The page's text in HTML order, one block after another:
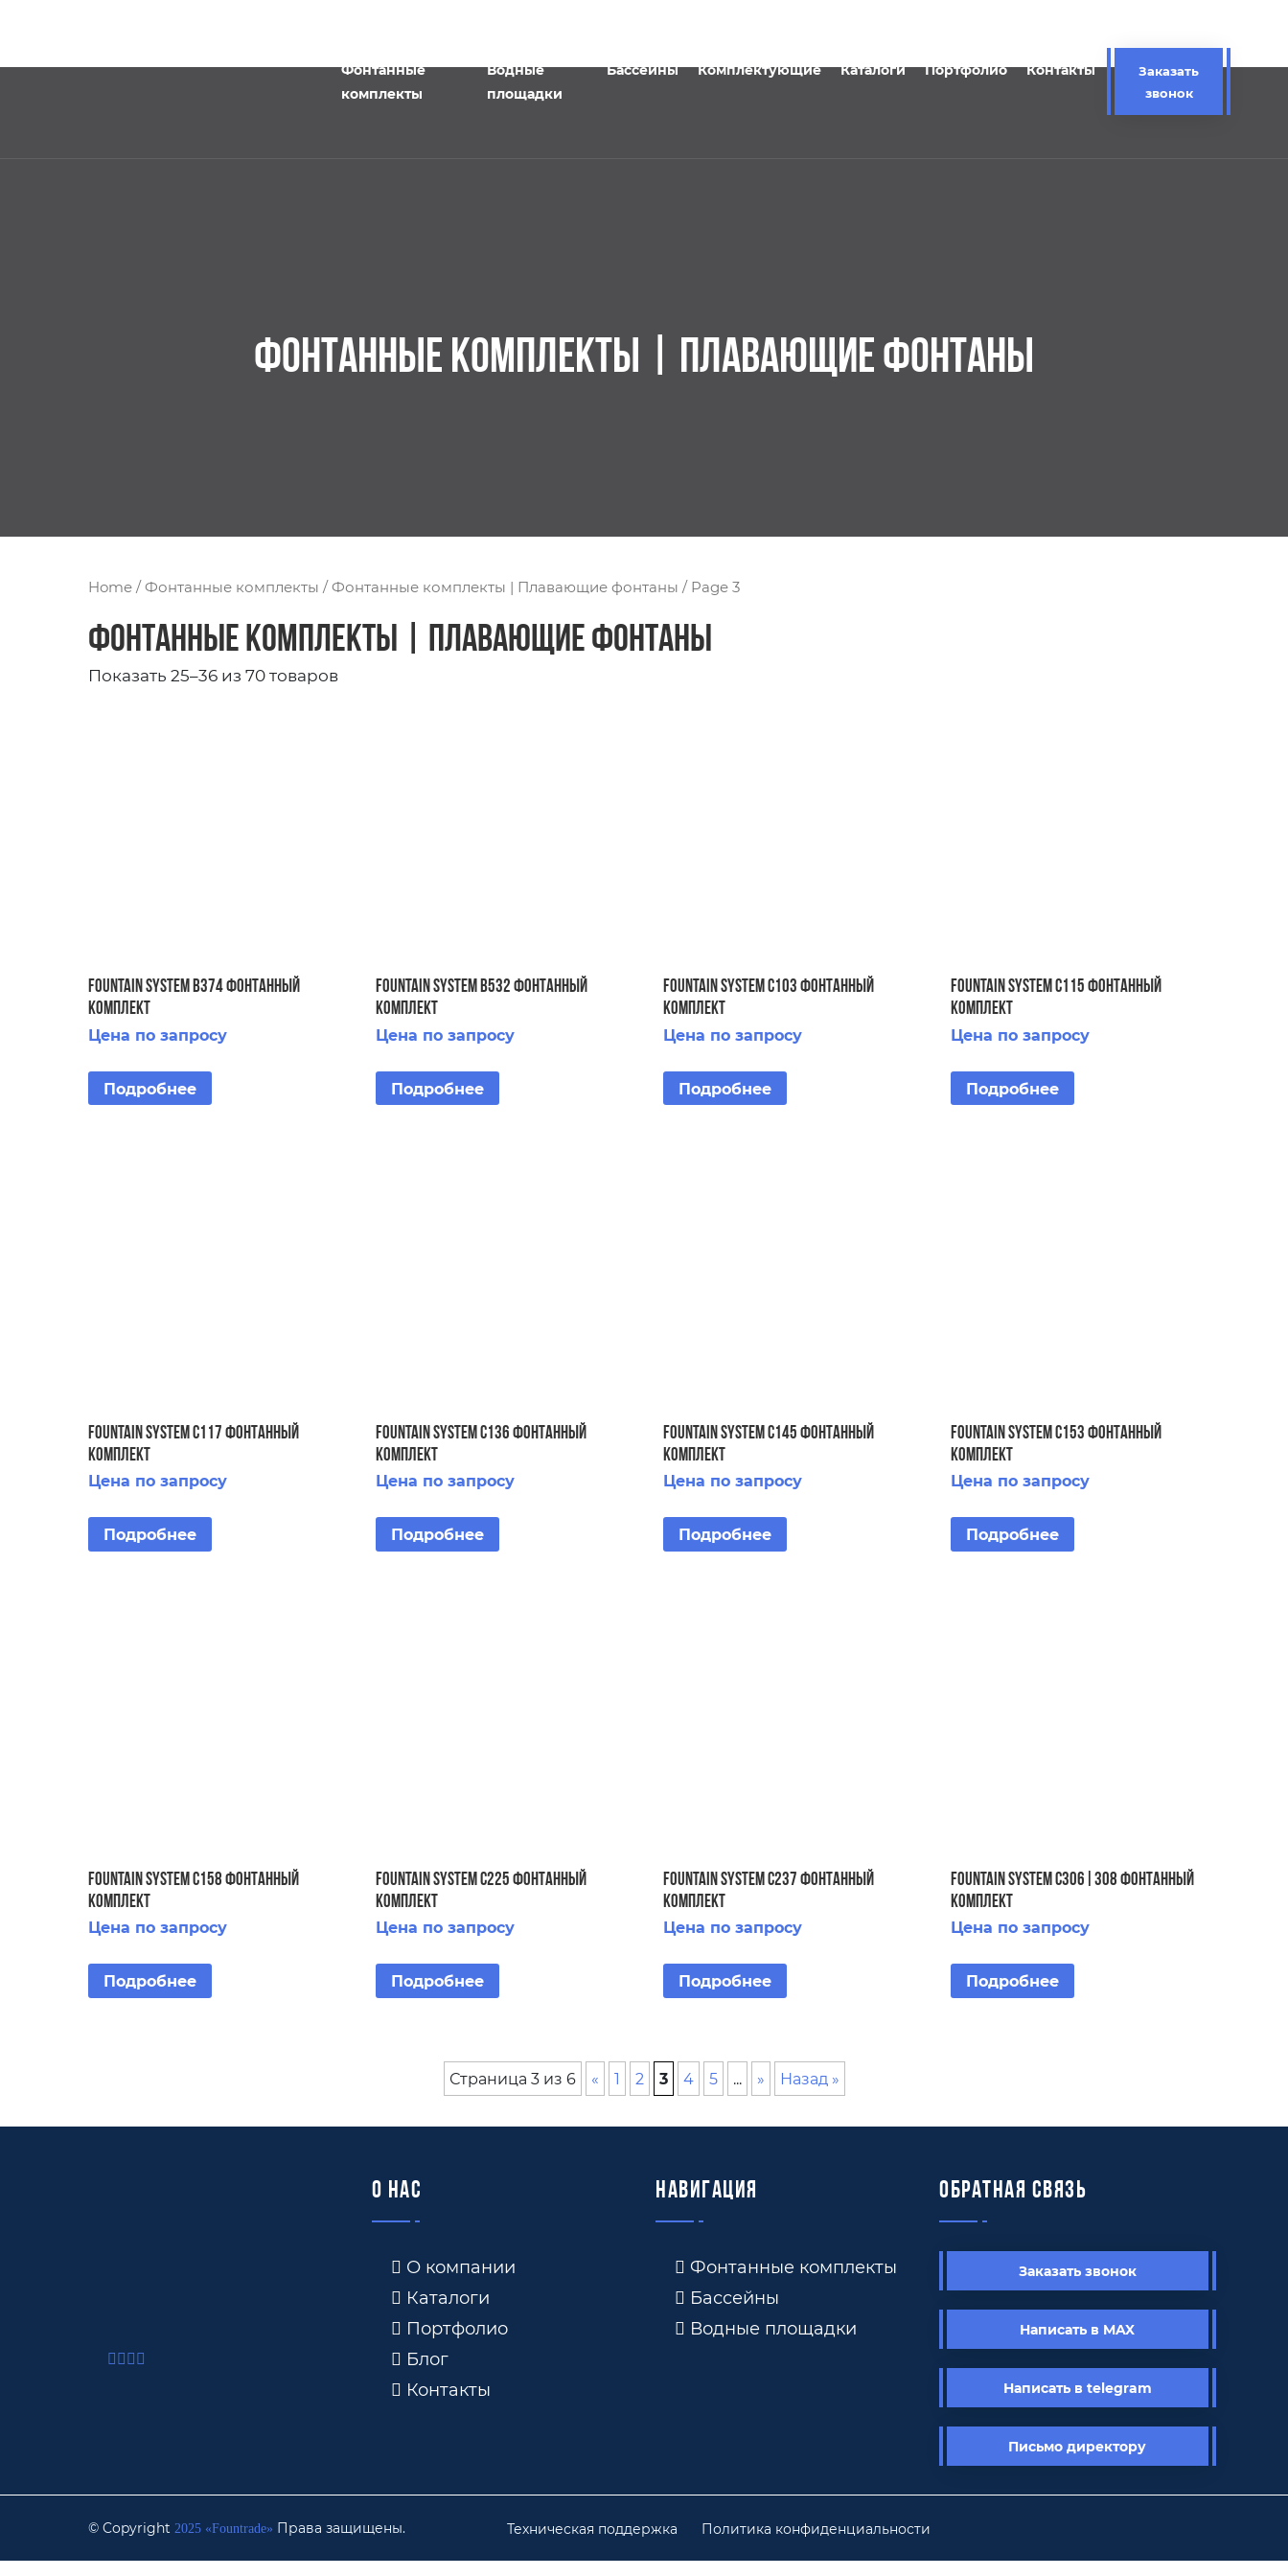
Фонтанные
комплекты
Водные
площадки
Бассейны Комплектующие Каталоги Портфолио Контакты
Заказать
звонок
ФОНТАННЫЕ КОМПЛЕКТЫ | ПЛАВАЮЩИЕ ФОНТАНЫ
Home/Фонтанные комплекты /Фонтанные комплекты | Плавающие фонтаны / Page 3
Фонтанные комплекты | Плавающие фонтаны
Показать 25–36 из 70 товаров
FOUNTAIN SYSTEM B374 ФОНТАННЫЙ
КОМПЛЕКТ
Цена по запросу
Подробнее
FOUNTAIN SYSTEM B532 ФОНТАННЫЙ
КОМПЛЕКТ
Цена по запросу
Подробнее
FOUNTAIN SYSTEM C103 ФОНТАННЫЙ
КОМПЛЕКТ
Цена по запросу
Подробнее
FOUNTAIN SYSTEM C115 ФОНТАННЫЙ
КОМПЛЕКТ
Цена по запросу
Подробнее
FOUNTAIN SYSTEM C117 ФОНТАННЫЙ
КОМПЛЕКТ
Цена по запросу
Подробнее
FOUNTAIN SYSTEM C136 ФОНТАННЫЙ
КОМПЛЕКТ
Цена по запросу
Подробнее
FOUNTAIN SYSTEM C145 ФОНТАННЫЙ
КОМПЛЕКТ
Цена по запросу
Подробнее
FOUNTAIN SYSTEM C153 ФОНТАННЫЙ
КОМПЛЕКТ
Цена по запросу
Подробнее
FOUNTAIN SYSTEM C158 ФОНТАННЫЙ
КОМПЛЕКТ
Цена по запросу
Подробнее
FOUNTAIN SYSTEM C225 ФОНТАННЫЙ
КОМПЛЕКТ
Цена по запросу
Подробнее
FOUNTAIN SYSTEM C237 ФОНТАННЫЙ
КОМПЛЕКТ
Цена по запросу
Подробнее
FOUNTAIN SYSTEM C306|308 ФОНТАННЫЙ
КОМПЛЕКТ
Цена по запросу
Подробнее
Страница 3 из 6 « 1 2 3 4 5 ... » Назад »
О нас
О компании
Каталоги
Портфолио
Блог
Контакты
Навигация
Фонтанные комплекты
Бассейны
Водные площадки
Обратная связь
Заказать звонок
Написать в MAX
Написать в telegram
Письмо директору
© Copyright 2025 «Fоuntrade» Права защищены. Техническая поддержка Политика конфиденциальности